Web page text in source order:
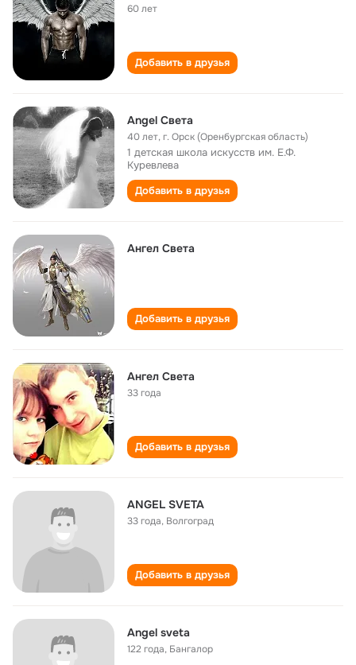
60 лет
Добавить в друзья
Angel Света
40 лет,г. Орск (Оренбургская область)
1 детская школа искусств им. Е.Ф.
Куревлева
Добавить в друзья
Ангел Света
Добавить в друзья
Ангел Света
33 года
Добавить в друзья
ANGEL SVETA
33 года, Волгоград
Добавить в друзья
Angel sveta
122 года, Бангалор